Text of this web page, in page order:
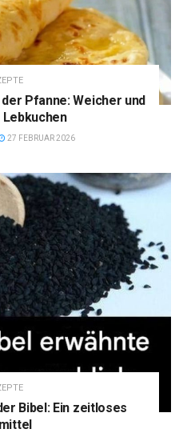
Pfanne: Weicher und
27 FEBRUAR 2026
Bibel: Ein zeitloses